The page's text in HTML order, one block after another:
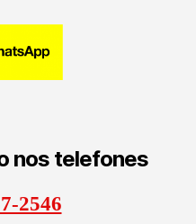
nos telefones
2546